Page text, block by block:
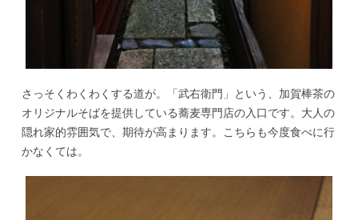
さっそくわくわくする道が。「武右衛門」という、加賀棒茶の
オリジナルそばを提供している蕎麦専門店の入口です。大人の
隠れ家的雰囲気で、期待が高まります。こちらも今度食べに行
かなくては。